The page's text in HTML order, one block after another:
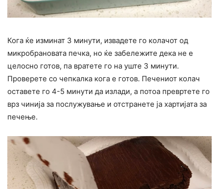
Кога ќе изминат 3 минути, извадете го колачот од
микробрановата печка, но ќе забележите дека не е
целосно готов, па вратете го на уште 3 минути.
Проверете со чепкалка кога е готов. Печениот колач
оставете го 4-5 минути да излади, а потоа превртете го
врз чинија за послужување и отстранете ја хартијата за
печење.